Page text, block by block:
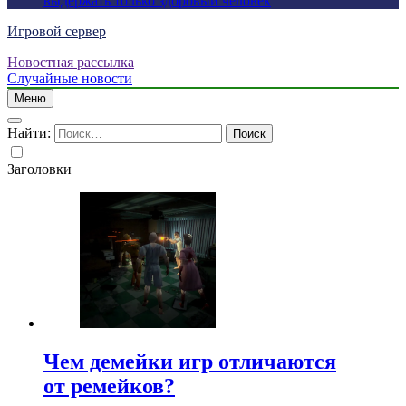
Игровой сервер
Новостная рассылка
Случайные новости
Меню
Найти:
Заголовки
Чем демейки игр отличаются
от ремейков?